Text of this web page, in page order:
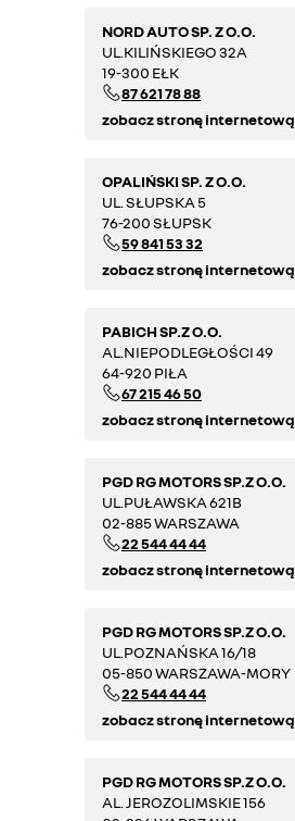
NORD AUTO SP. Z O.O.
UL.KILIŃSKIEGO 32A
19-300 EŁK
87 621 78 88
zobacz stronę internetową
OPALIŃSKI SP. Z O.O.
UL. SŁUPSKA 5
76-200 SŁUPSK
59 841 53 32
zobacz stronę internetową
PABICH SP.Z O.O.
AL.NIEPODLEGŁOŚCI 49
64-920 PIŁA
67 215 46 50
zobacz stronę internetową
PGD RG MOTORS SP.Z O.O.
UL.PUŁAWSKA 621B
02-885 WARSZAWA
22 544 44 44
zobacz stronę internetową
PGD RG MOTORS SP.Z O.O.
UL.POZNAŃSKA 16/18
05-850 WARSZAWA-MORY
22 544 44 44
zobacz stronę internetową
PGD RG MOTORS SP.Z O.O.
AL. JEROZOLIMSKIE 156